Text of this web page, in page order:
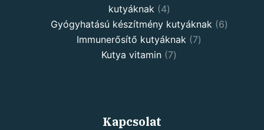
kutyáknak
4
Gyógyhatású készítmény kutyáknak
6
Immunerősítő kutyáknak
7
Kutya vitamin 7
Kapcsolat